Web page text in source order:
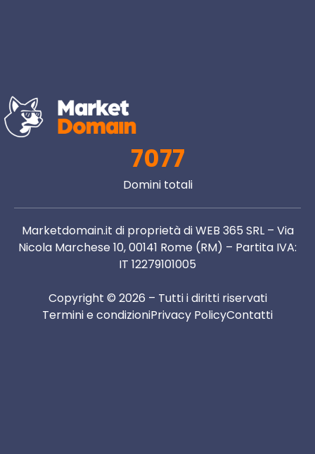
7077
Domini totali
Marketdomain.it di proprietà di WEB 365 SRL – Via
Nicola Marchese 10, 00141 Rome (RM) – Partita IVA:
IT 12279101005
Copyright © 2026 – Tutti i diritti riservati
Termini e condizioniPrivacy PolicyContatti